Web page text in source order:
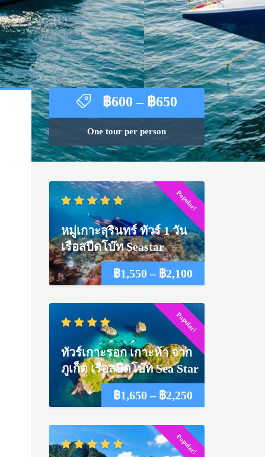
฿600 – ฿650Price
range:
฿600
through
฿650
One tour per person
Popular!
฿1,550 – ฿2,100Price
฿1,550
through
฿2,100
หมู่เกาะสุรินทร์ ทัวร์ 1 วัน
เรือสปีดโบ๊ท Seastar
Popular!
฿1,650 – ฿2,250Price
฿1,650
ทัวร์เกาะรอก เกาะห้า จาก
ภูเก็ต เรือสปีดโบ๊ท Sea Star
Popular!